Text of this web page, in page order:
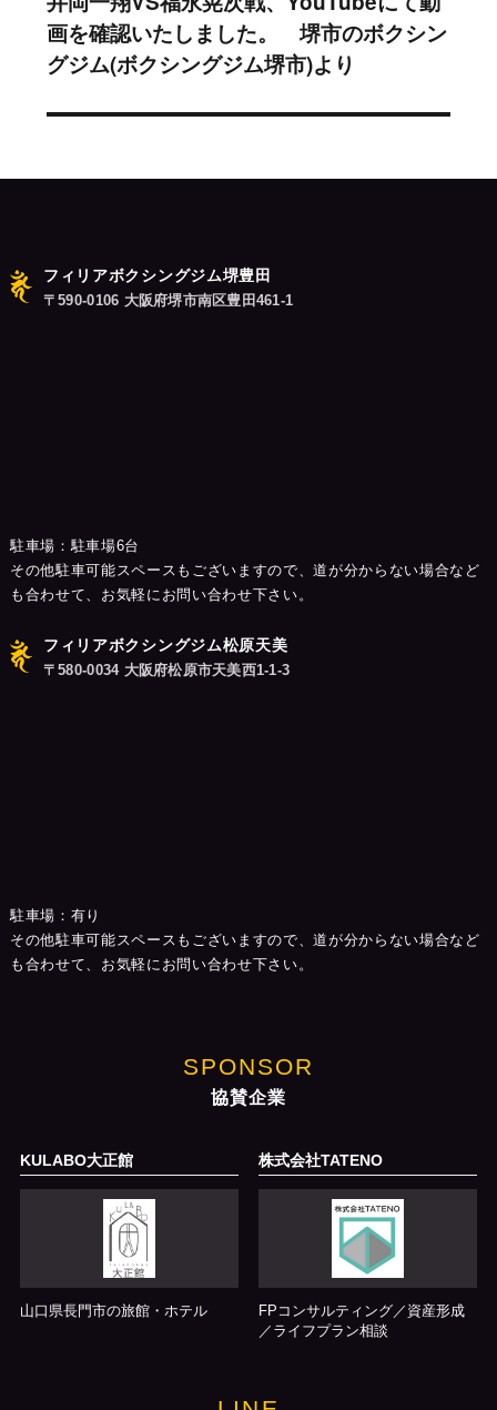
シ
ョ
の
投
画を確認いたしました。 堺市のボクシン
グジム(ボクシングジム堺市)より
フィリアボクシングジム堺豊田
〒590-0106 大阪府堺市南区豊田461-1
駐車場：駐車場6台
その他駐車可能スペースもございますので、道が分からない場合など
も合わせて、お気軽にお問い合わせ下さい。
フィリアボクシングジム松原天美
〒580-0034 大阪府松原市天美西1-1-3
駐車場：有り
その他駐車可能スペースもございますので、道が分からない場合など
も合わせて、お気軽にお問い合わせ下さい。
SPONSOR
協賛企業
KULABO大正館
山口県長門市の旅館・ホテル
株式会社TATENO
FPコンサルティング／資産形成
／ライフプラン相談